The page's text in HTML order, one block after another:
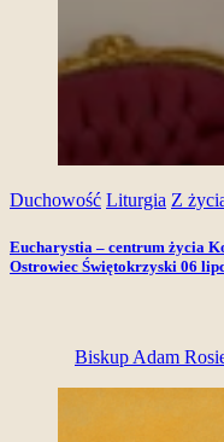
Duchowość Liturgia Z
Eucharystia – centrum życia
Ostrowiec Świętokrzyski 06
Biskup Adam